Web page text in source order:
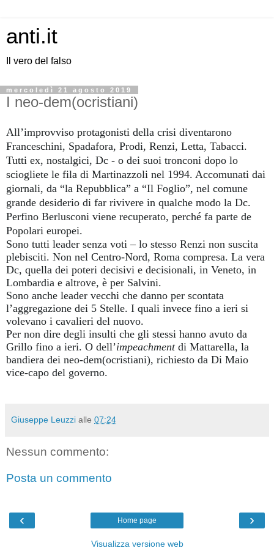
anti.it
Il vero del falso
mercoledì 21 agosto 2019
I neo-dem(ocristiani)
All’improvviso protagonisti della crisi diventarono
Franceschini, Spadafora, Prodi, Renzi, Letta, Tabacci.
Tutti ex, nostalgici, Dc - o dei suoi tronconi dopo lo
sciogliete le fila di Martinazzoli nel 1994. Accomunati dai
giornali, da “la Repubblica” a “Il Foglio”, nel comune
grande desiderio di far rivivere in qualche modo la Dc.
Perfino Berlusconi viene recuperato, perché fa parte de
Popolari europei.
Sono tutti leader senza voti – lo stesso Renzi non suscita
plebisciti. Non nel Centro-Nord, Roma compresa. La vera
Dc, quella dei poteri decisivi e decisionali, in Veneto, in
Lombardia e altrove, è per Salvini.
Sono anche leader vecchi che danno per scontata
l’aggregazione dei 5 Stelle. I quali invece fino a ieri si
volevano i cavalieri del nuovo.
Per non dire degli insulti che gli stessi hanno avuto da
Grillo fino a ieri. O dell’impeachmentdi Mattarella, la
bandiera dei neo-dem(ocristiani), richiesto da Di Maio
vice-capo del governo.
Giuseppe Leuzzi alle 07:24
Nessun commento:
Posta un commento
‹ ›
Home page
Visualizza versione web